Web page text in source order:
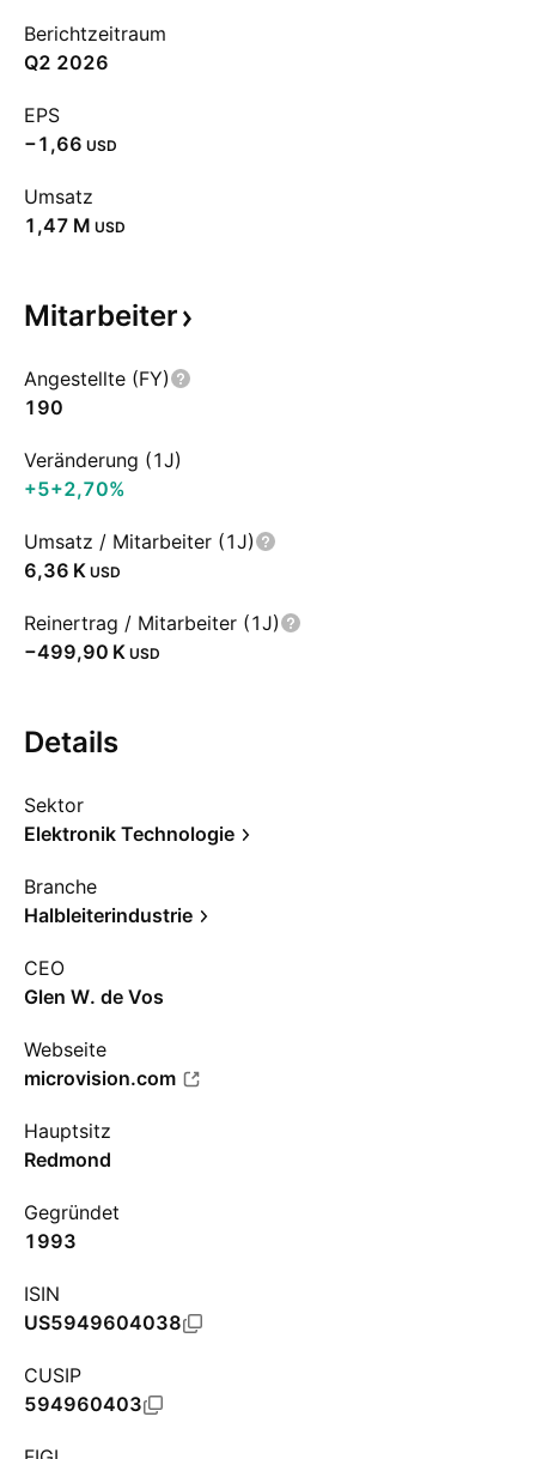
Berichtzeitraum
Q2 2026
EPS
−1,66 USD
Umsatz
‪1,47 M‬ USD
Mitarbeiter
Angestellte (FY)
190
Veränderung (1J)
+5+2,70%
Umsatz / Mitarbeiter (1J)
‪6,36 K‬ USD
Reinertrag / Mitarbeiter (1J)
‪−499,90 K‬ USD
Details
Sektor
Elektronik Technologie
Branche
Halbleiterindustrie
CEO
Glen W. de Vos
Webseite
microvision.com
Hauptsitz
Redmond
Gegründet
1993
ISIN
US5949604038
CUSIP
594960403